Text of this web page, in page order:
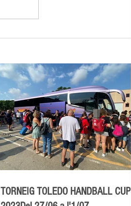
TORNEIG TOLEDO HANDBALL CUP